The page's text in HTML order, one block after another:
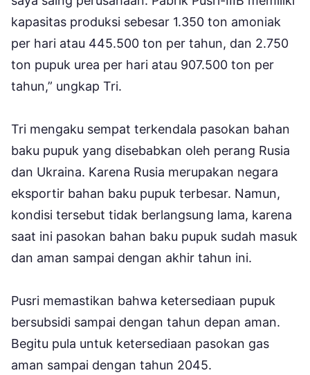
kapasitas produksi sebesar 1.350 ton amoniak
per hari atau 445.500 ton per tahun, dan 2.750
ton pupuk urea per hari atau 907.500 ton per
tahun,” ungkap Tri.
Tri mengaku sempat terkendala pasokan bahan
baku pupuk yang disebabkan oleh perang Rusia
dan Ukraina. Karena Rusia merupakan negara
eksportir bahan baku pupuk terbesar. Namun,
kondisi tersebut tidak berlangsung lama, karena
saat ini pasokan bahan baku pupuk sudah masuk
dan aman sampai dengan akhir tahun ini.
Pusri memastikan bahwa ketersediaan pupuk
bersubsidi sampai dengan tahun depan aman.
Begitu pula untuk ketersediaan pasokan gas
aman sampai dengan tahun 2045.